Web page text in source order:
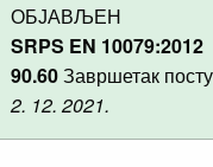
ОБЈАВЉЕН
SRPS EN 10079:2012
90.60Завршетак
2. 12. 2021.